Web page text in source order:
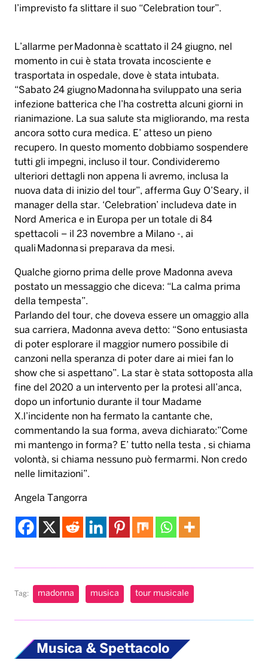
l’imprevisto fa slittare il suo “Celebration tour”.
L’allarme per Madonna è scattato il 24 giugno, nel
momento in cui è stata trovata incosciente e
trasportata in ospedale, dove è stata intubata.
“Sabato 24 giugno Madonna ha sviluppato una seria
infezione batterica che l’ha costretta alcuni giorni in
rianimazione. La sua salute sta migliorando, ma resta
ancora sotto cura medica. E’ atteso un pieno
recupero. In questo momento dobbiamo sospendere
tutti gli impegni, incluso il tour. Condivideremo
ulteriori dettagli non appena li avremo, inclusa la
nuova data di inizio del tour”, afferma Guy O’Seary, il
manager della star. ‘Celebration’ includeva date in
Nord America e in Europa per un totale di 84
spettacoli – il 23 novembre a Milano -, ai
quali Madonna si preparava da mesi.
Qualche giorno prima delle prove Madonna aveva
postato un messaggio che diceva: “La calma prima
della tempesta”.
Parlando del tour, che doveva essere un omaggio alla
sua carriera, Madonna aveva detto: “Sono entusiasta
di poter esplorare il maggior numero possibile di
canzoni nella speranza di poter dare ai miei fan lo
show che si aspettano”. La star è stata sottoposta alla
fine del 2020 a un intervento per la protesi all’anca,
dopo un infortunio durante il tour Madame
X.l’incidente non ha fermato la cantante che,
commentando la sua forma, aveva dichiarato:”Come
mi mantengo in forma? E’ tutto nella testa , si chiama
volontà, si chiama nessuno può fermarmi. Non credo
nelle limitazioni”.
Angela Tangorra
Tag: madonna musica tour musicale
Musica & Spettacolo